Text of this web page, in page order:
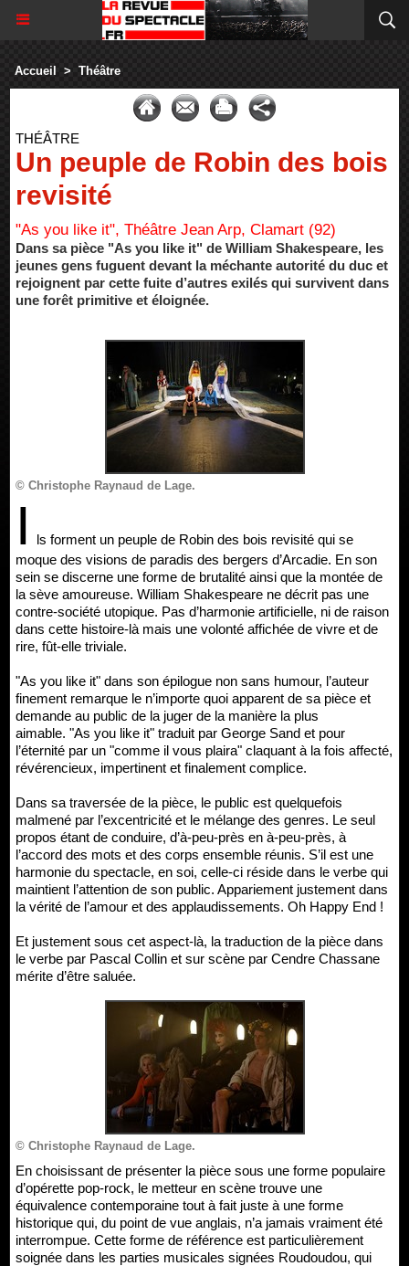
Accueil > Théâtre
THÉÂTRE
Un peuple de Robin des bois
revisité
"As you like it", Théâtre Jean Arp, Clamart (92)
Dans sa pièce "As you like it" de William Shakespeare, les
jeunes gens fuguent devant la méchante autorité du duc et
rejoignent par cette fuite d’autres exilés qui survivent dans
une forêt primitive et éloignée.
© Christophe Raynaud de Lage.
I
ls forment un peuple de Robin des bois revisité qui se
moque des visions de paradis des bergers d’Arcadie. En son
sein se discerne une forme de brutalité ainsi que la montée de
la sève amoureuse. William Shakespeare ne décrit pas une
contre-société utopique. Pas d’harmonie artificielle, ni de raison
dans cette histoire-là mais une volonté affichée de vivre et de
rire, fût-elle triviale.
"As you like it" dans son épilogue non sans humour, l’auteur
finement remarque le n’importe quoi apparent de sa pièce et
demande au public de la juger de la manière la plus
aimable. "As you like it" traduit par George Sand et pour
l’éternité par un "comme il vous plaira" claquant à la fois affecté,
révérencieux, impertinent et finalement complice.
Dans sa traversée de la pièce, le public est quelquefois
malmené par l’excentricité et le mélange des genres. Le seul
propos étant de conduire, d’à-peu-près en à-peu-près, à
l’accord des mots et des corps ensemble réunis. S’il est une
harmonie du spectacle, en soi, celle-ci réside dans le verbe qui
maintient l’attention de son public. Appariement justement dans
la vérité de l’amour et des applaudissements. Oh Happy End !
Et justement sous cet aspect-là, la traduction de la pièce dans
le verbe par Pascal Collin et sur scène par Cendre Chassane
mérite d’être saluée.
© Christophe Raynaud de Lage.
En choisissant de présenter la pièce sous une forme populaire
d’opérette pop-rock, le metteur en scène trouve une
équivalence contemporaine tout à fait juste à une forme
historique qui, du point de vue anglais, n’a jamais vraiment été
interrompue. Cette forme de référence est particulièrement
soignée dans les parties musicales signées Roudoudou, qui